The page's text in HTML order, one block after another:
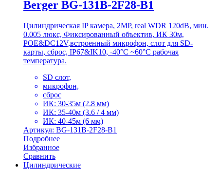
Berger BG-131B-2F28-B1
Цилиндрическая IP камера, 2MP, real WDR 120dB, мин.
0.005 люкс, Фиксированный объектив, ИК 30м,
POE&DC12V,встроенный микрофон, слот для SD-
карты, сброс, IP67&IK10, -40°C ~60°C рабочая
температура.
SD слот,
микрофон,
сброс
ИК: 30-35м (2.8 мм)
ИК: 35-40м (3.6 / 4 мм)
ИК: 40-45м (6 мм)
Артикул: BG-131B-2F28-B1
Подробнее
Избранное
Сравнить
Цилиндрические